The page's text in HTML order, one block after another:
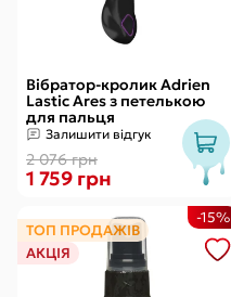
Вібратор-кролик Adrien
Lastic Ares з петелькою
для пальця
Залишити відгук
2 076 грн
1 759 грн
ТОП ПРОДАЖІВ
АКЦІЯ
-15%